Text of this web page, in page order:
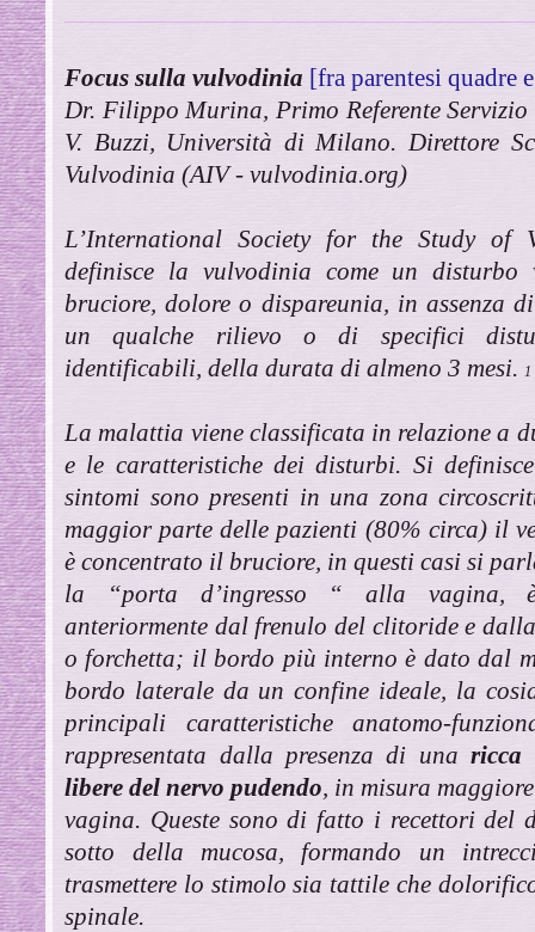
Focus sulla vulvodinia [fra parentesi quadre
Dr. Filippo Murina, Primo Referente
V. Buzzi, Università di Milano. Direttore
Vulvodinia (AIV - vulvodinia.org)
L’International Society for the Study of
definisce la vulvodinia come un disturbo
bruciore, dolore o dispareunia, in assenza
un qualche rilievo o di specifici
identificabili, della durata di almeno 3 mesi. 1
La malattia viene classificata in relazione a
e le caratteristiche dei disturbi. Si
sintomi sono presenti in una zona
maggior parte delle pazienti (80% circa) il
è concentrato il bruciore, in questi casi si
la “porta d’ingresso “ alla vagina, è
anteriormente dal frenulo del clitoride e
o forchetta; il bordo più interno è dato dal
bordo laterale da un confine ideale, la
principali caratteristiche anatomo-
rappresentata dalla presenza di unaricca
libere del nervo pudendo, in misura
vagina. Queste sono di fatto i recettori del
sotto della mucosa, formando un
trasmettere lo stimolo sia tattile che
spinale.